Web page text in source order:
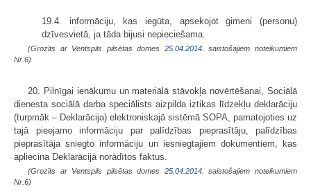
19.4. informāciju, kas iegūta, apsekojot ģimeni (personu)
dzīvesvietā, ja tāda bijusi nepieciešama.
(Grozīts ar Ventspils pilsētas domes 25.04.2014.
saistošajiem noteikumiem
Nr.6)
20. Pilnīgai ienākumu un materiālā stāvokļa novērtēšanai, Sociālā
dienesta sociālā darba speciālists aizpilda iztikas līdzekļu deklarāciju
(turpmāk – Deklarācija) elektroniskajā sistēmā SOPA, pamatojoties uz
tajā pieejamo informāciju par palīdzības pieprasītāju, palīdzības
pieprasītāja sniegto informāciju un iesniegtajiem dokumentiem, kas
apliecina Deklarācijā norādītos faktus.
(Grozīts ar Ventspils pilsētas domes 25.04.2014.
saistošajiem noteikumiem
Nr.6)